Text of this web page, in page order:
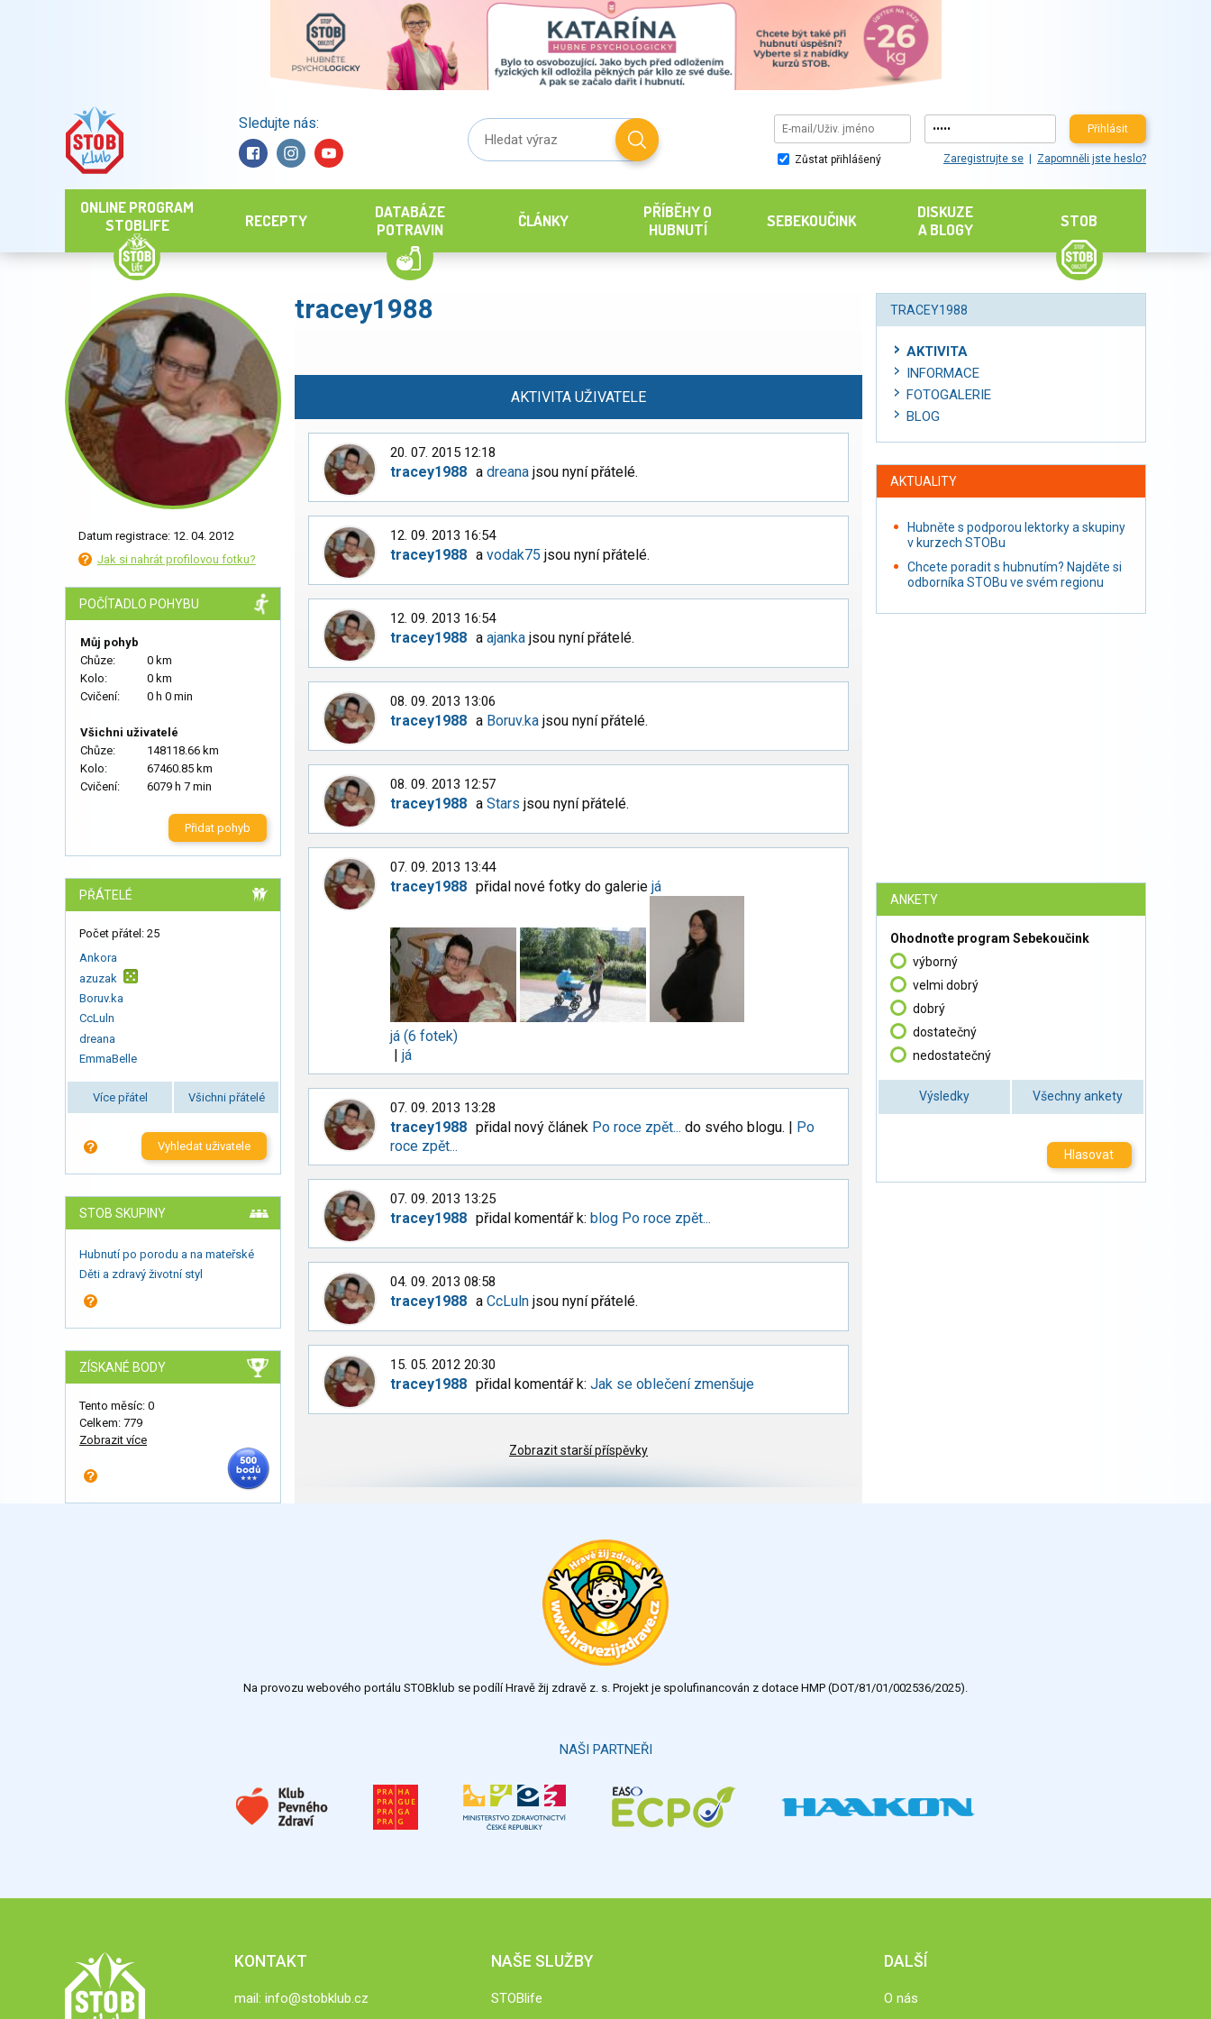
Sledujte nás: Přihlásit
Zůstat přihlášený Zaregistrujte se Zapomněli jste heslo?
ONLINE PROGRAM
STOBLIFE
RECEPTY
DATABÁZE
POTRAVIN
ČLÁNKY
PŘÍBĚHY O
HUBNUTÍ
SEBEKOUČINK
DISKUZE
A BLOGY
STOB
Datum registrace: 12. 04. 2012
Jak si nahrát profilovou fotku?
POČÍTADLO POHYBU
Můj pohyb
Chůze:
0 km
Kolo:
0 km
Cvičení:
0 h 0 min
Všichni uživatelé
Chůze:
148118.66 km
Kolo:
67460.85 km
Cvičení:
6079 h 7 min
Přidat pohyb
PŘÁTELÉ
Počet přátel: 25
Ankora
azuzak
Boruv.ka
CcLuln
dreana
EmmaBelle
Více přátel Všichni přátelé
Vyhledat uživatele
STOB SKUPINY
Hubnutí po porodu a na mateřské
Děti a zdravý životní styl
ZÍSKANÉ BODY
Tento měsíc: 0
Celkem: 779
Zobrazit více
tracey1988
AKTIVITA UŽIVATELE
20. 07. 2015 12:18
tracey1988 adreana jsou nyní přátelé.
12. 09. 2013 16:54
tracey1988 avodak75 jsou nyní přátelé.
12. 09. 2013 16:54
tracey1988 aajanka jsou nyní přátelé.
08. 09. 2013 13:06
tracey1988 a Boruv.ka jsou nyní přátelé.
08. 09. 2013 12:57
tracey1988 aStars jsou nyní přátelé.
07. 09. 2013 13:44
tracey1988 přidal nové fotky do galeriejá
já (6 fotek)
| já
07. 09. 2013 13:28
tracey1988 přidal nový článek Po roce zpět... do svého blogu. | Po
roce zpět...
07. 09. 2013 13:25
tracey1988 přidal komentář k:blog Po roce zpět...
04. 09. 2013 08:58
tracey1988 aCcLuln jsou nyní přátelé.
15. 05. 2012 20:30
tracey1988 přidal komentář k:Jak se oblečení zmenšuje
Zobrazit starší příspěvky
TRACEY1988
AKTIVITA
INFORMACE
FOTOGALERIE
BLOG
AKTUALITY
Hubněte s podporou lektorky a skupiny
v kurzech STOBu
Chcete poradit s hubnutím? Najděte si
odborníka STOBu ve svém regionu
ANKETY
Ohodnoťte program Sebekoučink
výborný
velmi dobrý
dobrý
dostatečný
nedostatečný
Výsledky Všechny ankety
Hlasovat
Na provozu webového portálu STOBklub se podílí Hravě žij zdravě z. s. Projekt je spolufinancován z dotace HMP (DOT/81/01/002536/2025).
NAŠI PARTNEŘI
KONTAKT
mail: info@stobklub.cz
NAŠE SLUŽBY
STOBlife
DALŠÍ
O nás